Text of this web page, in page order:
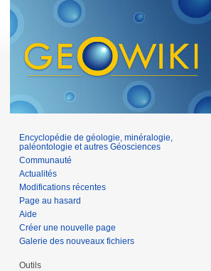
Encyclopédie de géologie, minéralogie,
paléontologie et autres Géosciences
Communauté
Actualités
Modifications récentes
Page au hasard
Aide
Créer une nouvelle page
Galerie des nouveaux fichiers
Outils